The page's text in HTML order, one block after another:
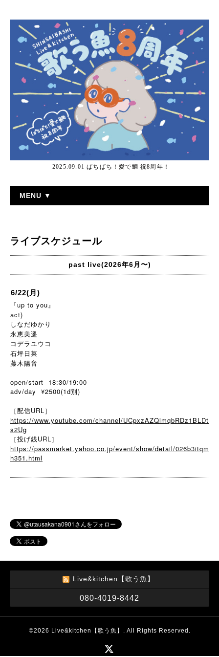
2025.09.01 ぱちぱち！愛で鯛 祝8周年！
MENU ▼
ライブスケジュール
past live(2026年6月〜)
6/22(月)
『up to you』
act)
しなだゆかり
永恵美遥
コデラユウコ
石坪日菜
藤木陽音
open/start 18:30/19:00
adv/day ¥2500(1d別)
［配信URL］
https://www.youtube.com/channel/UCpxzAZQlmqbRDz1BLDt
s2Ug
［投げ銭URL］
https://passmarket.yahoo.co.jp/event/show/detail/026b3itqm
h351.html
Live&kitchen【歌う魚】
080-4019-8442
©2026 Live&kitchen【歌う魚】 . All Rights Reserved.